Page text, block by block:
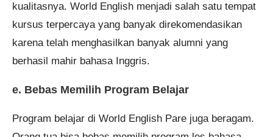
kualitasnya. World English menjadi salah satu tempat
kursus terpercaya yang banyak direkomendasikan
karena telah menghasilkan banyak alumni yang
berhasil mahir bahasa Inggris.
e. Bebas Memilih Program Belajar
Program belajar di World English Pare juga beragam.